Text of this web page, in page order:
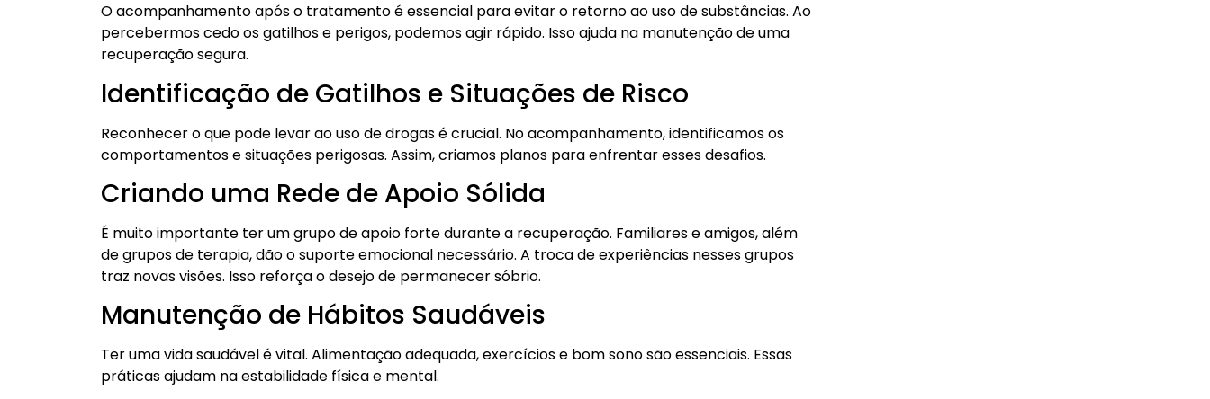
O acompanhamento após o tratamento é essencial para evitar o retorno ao uso de substâncias. Ao
percebermos cedo os gatilhos e perigos, podemos agir rápido. Isso ajuda na manutenção de uma
recuperação segura.
Identificação de Gatilhos e Situações de Risco
Reconhecer o que pode levar ao uso de drogas é crucial. No acompanhamento, identificamos os
comportamentos e situações perigosas. Assim, criamos planos para enfrentar esses desafios.
Criando uma Rede de Apoio Sólida
É muito importante ter um grupo de apoio forte durante a recuperação. Familiares e amigos, além
de grupos de terapia, dão o suporte emocional necessário. A troca de experiências nesses grupos
traz novas visões. Isso reforça o desejo de permanecer sóbrio.
Manutenção de Hábitos Saudáveis
Ter uma vida saudável é vital. Alimentação adequada, exercícios e bom sono são essenciais. Essas
práticas ajudam na estabilidade física e mental.